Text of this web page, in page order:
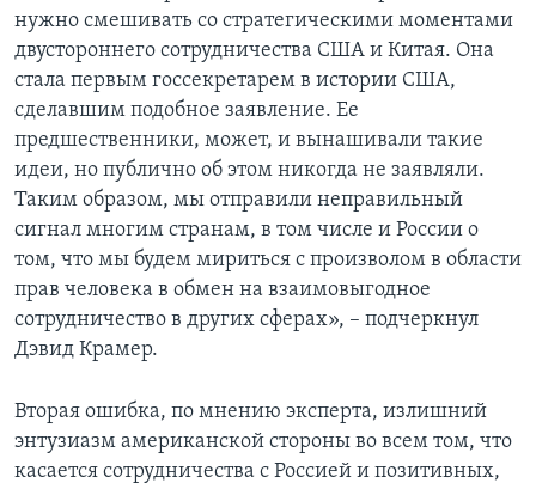
нужно смешивать со стратегическими моментами
двустороннего сотрудничества США и Китая. Она
стала первым госсекретарем в истории США,
сделавшим подобное заявление. Ее
предшественники, может, и вынашивали такие
идеи, но публично об этом никогда не заявляли.
Таким образом, мы отправили неправильный
сигнал многим странам, в том числе и России о
том, что мы будем мириться с произволом в области
прав человека в обмен на взаимовыгодное
сотрудничество в других сферах», – подчеркнул
Дэвид Крамер.
Вторая ошибка, по мнению эксперта, излишний
энтузиазм американской стороны во всем том, что
касается сотрудничества с Россией и позитивных,